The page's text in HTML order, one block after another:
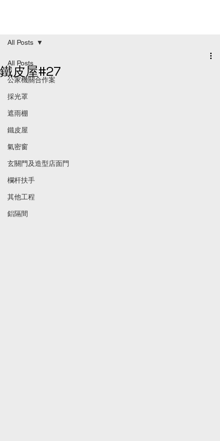
All Posts
公家機關合作案
採光罩
遮雨棚
鐵皮屋
氣密窗
玄關門及造型店面門
欄杆扶手
其他工程
鋁隔間
All Posts
鐵皮屋#27